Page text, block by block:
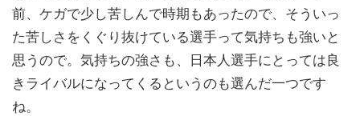
前、ケガで少し苦しんで時期もあったので、そういっ
た苦しさをくぐり抜けている選手って気持ちも強いと
思うので。気持ちの強さも、日本人選手にとっては良
きライバルになってくるというのも選んだ一つです
ね。